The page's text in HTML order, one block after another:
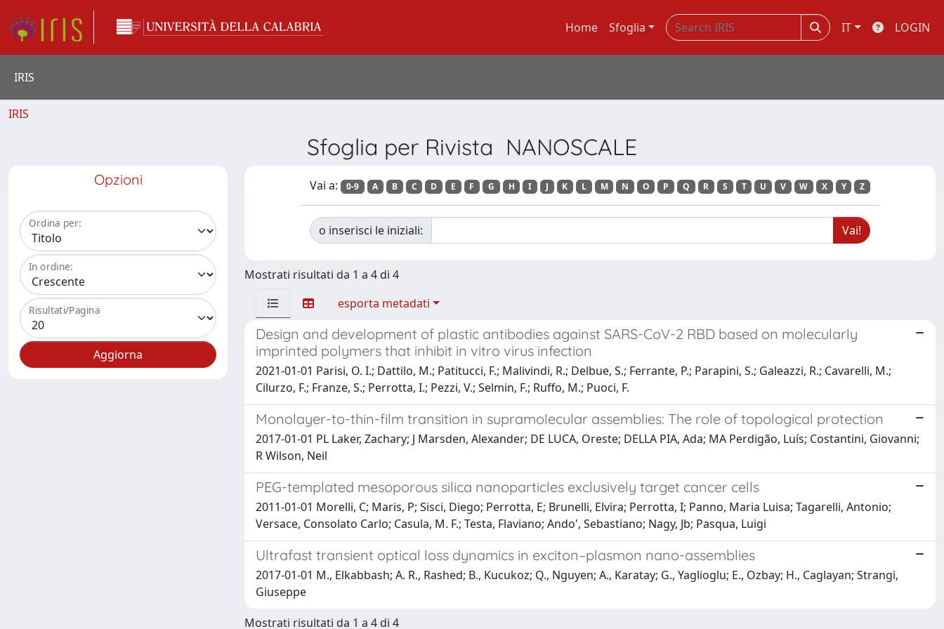
Home Sfoglia IT LOGIN
IRIS
IRIS
Sfoglia per Rivista NANOSCALE
Opzioni
Ordina per:
In ordine:
Risultati/Pagina
Vai a: 0-9 A B C D E F G H I J K L M N O P Q R S T U V W X Y Z
o inserisci le iniziali:
Mostrati risultati da 1 a 4 di 4
esporta metadati
Design and development of plastic antibodies against SARS-CoV-2 RBD based on molecularly
imprinted polymers that inhibit in vitro virus infection
2021-01-01 Parisi, O. I.; Dattilo, M.; Patitucci, F.; Malivindi, R.; Delbue, S.; Ferrante, P.; Parapini, S.; Galeazzi, R.; Cavarelli, M.;
Cilurzo, F.; Franze, S.; Perrotta, I.; Pezzi, V.; Selmin, F.; Ruffo, M.; Puoci, F.
Monolayer-to-thin-film transition in supramolecular assemblies: The role of topological protection
2017-01-01 PL Laker, Zachary; J Marsden, Alexander; DE LUCA, Oreste; DELLA PIA, Ada; MA Perdigão, Luís; Costantini, Giovanni;
R Wilson, Neil
PEG-templated mesoporous silica nanoparticles exclusively target cancer cells
2011-01-01 Morelli, C; Maris, P; Sisci, Diego; Perrotta, E; Brunelli, Elvira; Perrotta, I; Panno, Maria Luisa; Tagarelli, Antonio;
Versace, Consolato Carlo; Casula, M. F.; Testa, Flaviano; Ando', Sebastiano; Nagy, Jb; Pasqua, Luigi
Ultrafast transient optical loss dynamics in exciton–plasmon nano-assemblies
2017-01-01 M., Elkabbash; A. R., Rashed; B., Kucukoz; Q., Nguyen; A., Karatay; G., Yaglioglu; E., Ozbay; H., Caglayan; Strangi,
Giuseppe
Mostrati risultati da 1 a 4 di 4